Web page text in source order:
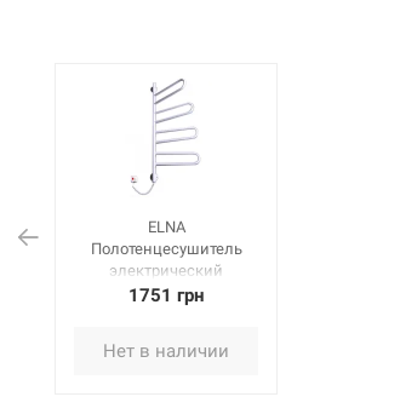
ELNA
Полотенцесушитель
электрический
поворотный с ВКЛ
1751 грн
Нет в наличии